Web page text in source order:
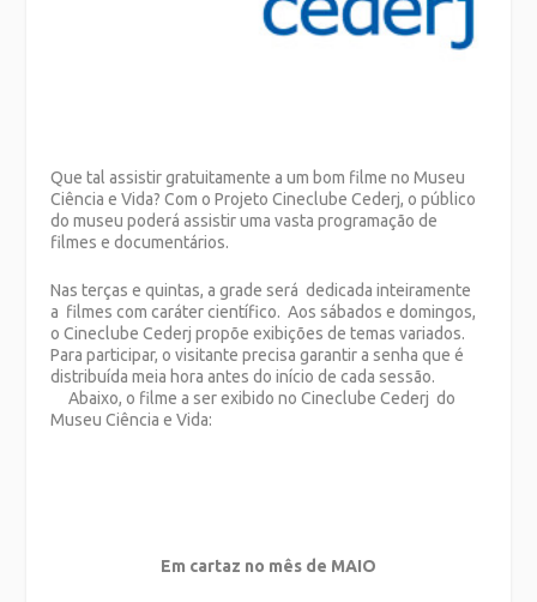
Que tal assistir gratuitamente a um bom filme no Museu
Ciência e Vida? Com o Projeto Cineclube Cederj, o público
do museu poderá assistir uma vasta programação de
filmes e documentários.
Nas terças e quintas, a grade será dedicada inteiramente
a filmes com caráter científico. Aos sábados e domingos,
o Cineclube Cederj propõe exibições de temas variados.
Para participar, o visitante precisa garantir a senha que é
distribuída meia hora antes do início de cada sessão.
Abaixo, o filme a ser exibido no Cineclube Cederj do
Museu Ciência e Vida:
Em cartaz no mês de MAIO